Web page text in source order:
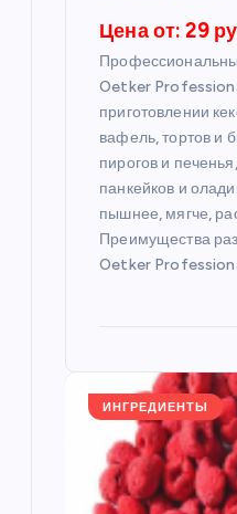
Цена от: 29
Oetker
приготовлении
вафель, тортов и
пирогов и
панкейков и
пышнее, мягче,
Преимущества
Oetker
ИНГРЕДИЕНТЫ